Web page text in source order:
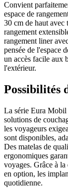
Convient
espace de
30 cm de haut avec
rangement
rangement liner
pensée de l'espace
un accès facile aux
l'extérieur.
Possibilités
La série Eura
solutions de
les voyageurs
sont disponibles,
Des matelas de
ergonomiques
voyages. Grâce à
en option, les
quotidienne.